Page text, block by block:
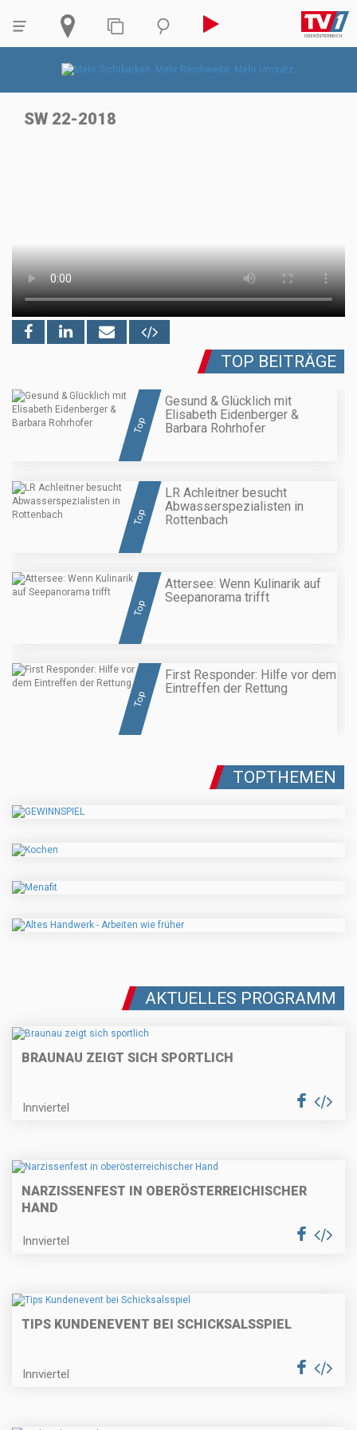
SW 22-2018
TOP BEITRÄGE
Top
Gesund & Glücklich mit
Elisabeth Eidenberger &
Barbara Rohrhofer
Top
LR Achleitner besucht
Abwasserspezialisten in
Rottenbach
Top
Attersee: Wenn Kulinarik auf
Seepanorama trifft
Top
First Responder: Hilfe vor dem
Eintreffen der Rettung
TOPTHEMEN
AKTUELLES PROGRAMM
BRAUNAU ZEIGT SICH SPORTLICH
Innviertel
NARZISSENFEST IN OBERÖSTERREICHISCHER
HAND
Innviertel
TIPS KUNDENEVENT BEI SCHICKSALSSPIEL
Innviertel